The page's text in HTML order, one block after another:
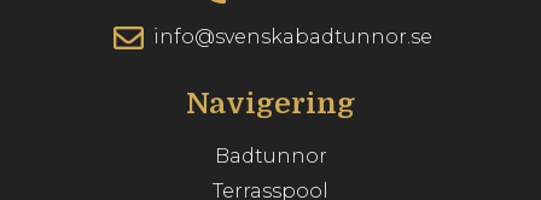
info@svenskabadtunnor.se
Navigering
Badtunnor
Terrasspool